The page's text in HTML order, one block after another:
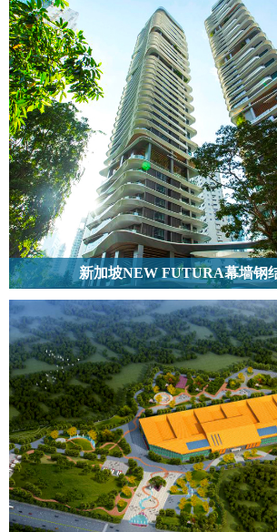
及安装项目用钢量为 1200 吨。
新加坡NEW FUTURA幕墙钢
位于新加坡的新加坡NEW FUTURA幕墙钢结构项目
量达878吨。